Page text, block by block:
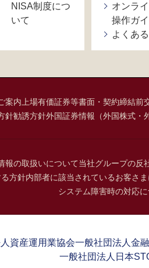
NISA制度につ
いて
オンラ
操作ガ
よくあ
案内 上場有価証券等書面・契約締結前
針勧誘方針外国証券情報（外国株式・
報の取扱いについて当社グループの反
方針内部者に該当されているお客さ
システム障害時の対応
資産運用業協会一般社団法人金
一般社団法人日本